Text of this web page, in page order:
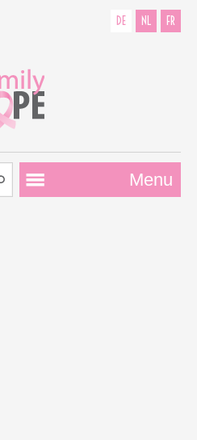
DE NL FR
Menu